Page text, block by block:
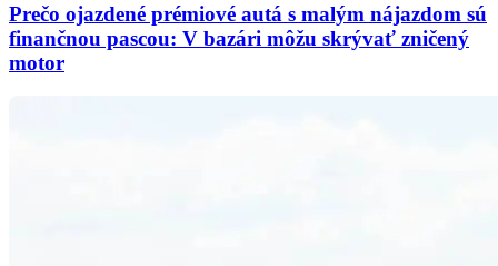
Prečo ojazdené prémiové autá s malým nájazdom sú
finančnou pascou: V bazári môžu skrývať zničený
motor